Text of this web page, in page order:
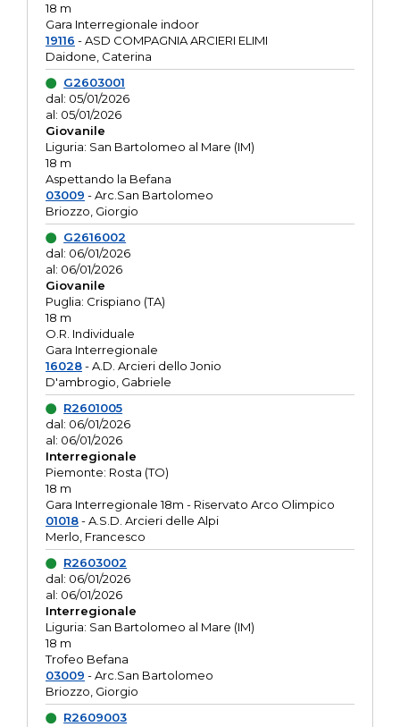
18 m
Gara Interregionale indoor
19116 - ASD COMPAGNIA ARCIERI ELIMI
Daidone, Caterina
G2603001
dal: 05/01/2026
al: 05/01/2026
Giovanile
Liguria: San Bartolomeo al Mare (IM)
18 m
Aspettando la Befana
03009 - Arc.San Bartolomeo
Briozzo, Giorgio
G2616002
dal: 06/01/2026
al: 06/01/2026
Giovanile
Puglia: Crispiano (TA)
18 m
O.R. Individuale
Gara Interregionale
16028- A.D. Arcieri dello Jonio
D'ambrogio, Gabriele
R2601005
dal: 06/01/2026
al: 06/01/2026
Interregionale
Piemonte: Rosta (TO)
18 m
Gara Interregionale 18m - Riservato Arco Olimpico
01018- A.S.D. Arcieri delle Alpi
Merlo, Francesco
R2603002
dal: 06/01/2026
al: 06/01/2026
Interregionale
Liguria: San Bartolomeo al Mare (IM)
18 m
Trofeo Befana
03009 - Arc.San Bartolomeo
Briozzo, Giorgio
R2609003